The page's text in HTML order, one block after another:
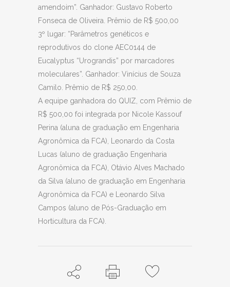
amendoim”. Ganhador: Gustavo Roberto
Fonseca de Oliveira. Prêmio de R$ 500,00
3º lugar: “Parâmetros genéticos e
reprodutivos do clone AEC0144 de
Eucalyptus “Urograndis” por marcadores
moleculares”. Ganhador: Vinícius de Souza
Camilo. Prêmio de R$ 250,00.
A equipe ganhadora do QUIZ, com Prêmio de
R$ 500,00 foi integrada por Nicole Kassouf
Perina (aluna de graduação em Engenharia
Agronômica da FCA), Leonardo da Costa
Lucas (aluno de graduação Engenharia
Agronômica da FCA), Otávio Alves Machado
da Silva (aluno de graduação em Engenharia
Agronômica da FCA) e Leonardo Silva
Campos (aluno de Pós-Graduação em
Horticultura da FCA).